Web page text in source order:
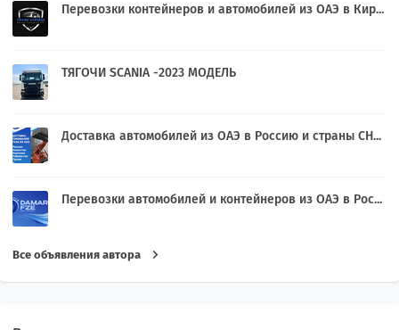
Перевозки контейнеров и автомобилей из ОАЭ в Кир...
ТЯГОЧИ SCANIA -2023 МОДЕЛЬ
Доставка автомобилей из ОАЭ в Россию и страны СН...
Перевозки автомобилей и контейнеров из ОАЭ в Рос...
Все объявления автора